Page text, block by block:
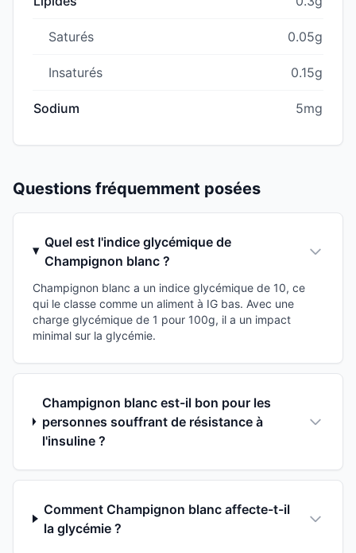
Saturés 0.05g
Insaturés 0.15g
Sodium 5mg
Questions fréquemment posées
Quel est l'indice glycémique de
Champignon blanc ?
Champignon blanc a un indice glycémique de 10, ce
qui le classe comme un aliment à IG bas. Avec une
charge glycémique de 1 pour 100g, il a un impact
minimal sur la glycémie.
Champignon blanc est-il bon pour les
personnes souffrant de résistance à
l'insuline ?
Comment Champignon blanc affecte-t-il
la glycémie ?